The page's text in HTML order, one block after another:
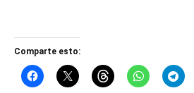
Comparte esto: